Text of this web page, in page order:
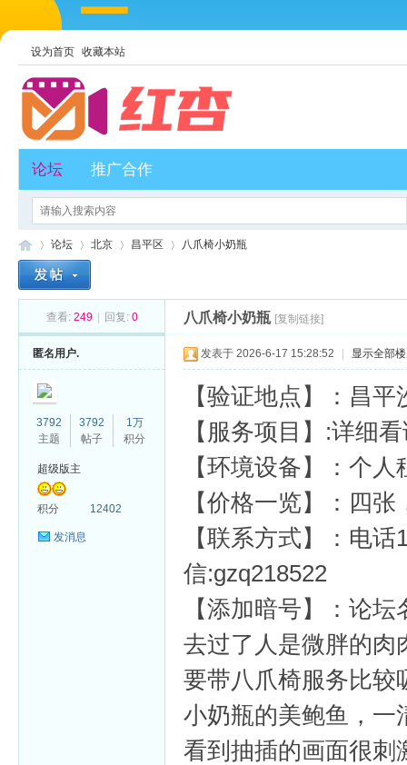
设为首页 收藏本站
论坛 推广合作
论坛
›
北京
›
昌平区 八爪椅小奶瓶
查看: 249 回复: 0 八爪椅小奶瓶 [复制链接]
匿名用户.
3792
主题
3792
帖子
1万
积分
超级版主
积分 12402
发消息
发表于 2026-6-17 15:28:52 显示全部
【验证地点】：昌
【服务项目】:详细
【环境设备】：个人
【价格一览】：四
【联系方式】：电
信:gzq218522
【添加暗号】：论坛
去过了人是微胖的肉
要带八爪椅服务比较
小奶瓶的美鲍鱼，一
看到抽插的画面很刺